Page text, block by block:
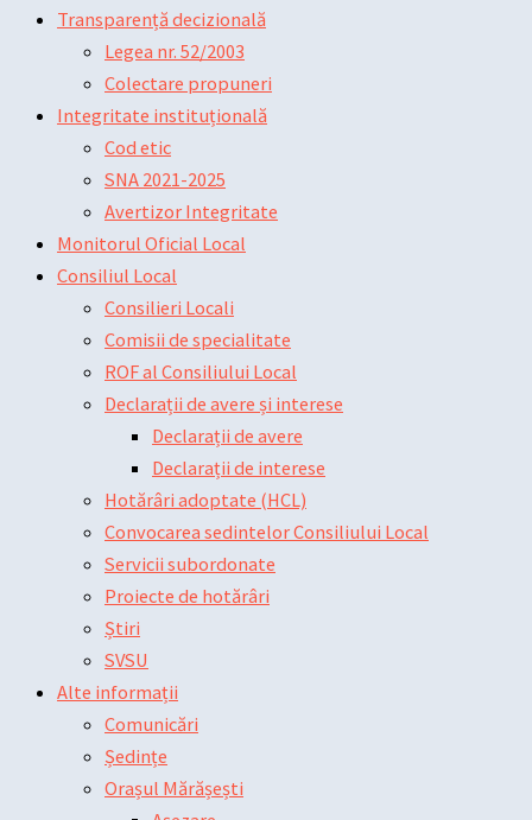
Transparență decizională
Legea nr. 52/2003
Colectare propuneri
Integritate instituțională
Cod etic
SNA 2021-2025
Avertizor Integritate
Monitorul Oficial Local
Consiliul Local
Consilieri Locali
Comisii de specialitate
ROF al Consiliului Local
Declarații de avere și interese
Declarații de avere
Declarații de interese
Hotărâri adoptate (HCL)
Convocarea sedintelor Consiliului Local
Servicii subordonate
Proiecte de hotărâri
Știri
SVSU
Alte informații
Comunicări
Ședințe
Orașul Mărășești